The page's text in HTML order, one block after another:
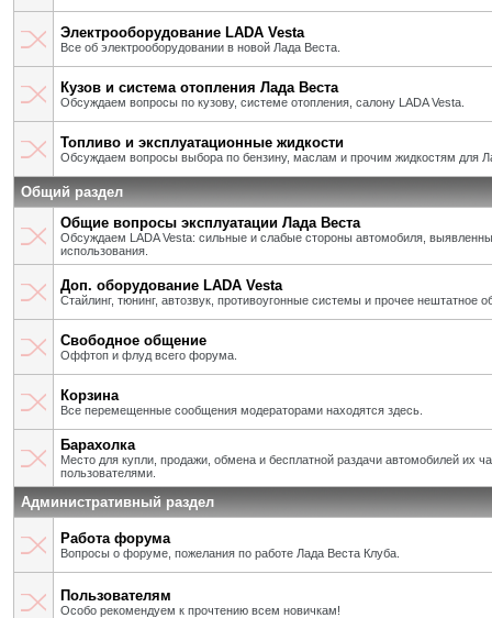
Электрооборудование LADA Vesta
Все об электрооборудовании в новой Лада Веста.
Кузов и система отопления Лада Веста
Обсуждаем вопросы по кузову, системе отопления, салону LADA Vesta.
Топливо и эксплуатационные жидкости
Обсуждаем вопросы выбора по бензину, маслам и прочим жидкостям для
Общий раздел
Общие вопросы эксплуатации Лада Веста
Обсуждаем LADA Vesta: сильные и слабые стороны автомобиля,
использования.
Доп. оборудование LADA Vesta
Стайлинг, тюнинг, автозвук, противоугонные системы и прочее нештатное
Свободное общение
Оффтоп и флуд всего форума.
Корзина
Все перемещенные сообщения модераторами находятся здесь.
Барахолка
Место для купли, продажи, обмена и бесплатной раздачи автомобилей их
пользователями.
Административный раздел
Работа форума
Вопросы о форуме, пожелания по работе Лада Веста Клуба.
Пользователям
Особо рекомендуем к прочтению всем новичкам!